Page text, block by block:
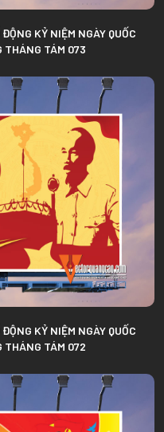
KỶ NIỆM NGÀY QUỐC
THÁNG TÁM 073
KỶ NIỆM NGÀY QUỐC
THÁNG TÁM 072